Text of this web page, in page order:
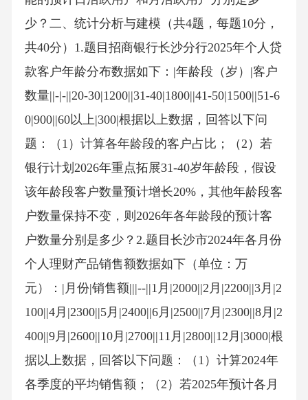
少？二、统计分析与建模（共4题，每题10分，
共40分）1.题目招商银行长沙分行2025年个人贷
款客户年龄分布数据如下：|年龄段（岁）|客户
数量||-|-||20-30|1200||31-40|1800||41-50|1500||51-6
0|900||60以上|300|根据以上数据，回答以下问
题：（1）计算各年龄段的客户占比；（2）若
银行计划2026年重点拓展31-40岁年龄段，假设
该年龄段客户数量预计增长20%，其他年龄段客
户数量保持不变，则2026年各年龄段的预计客
户数量分别是多少？2.题目长沙市2024年各月份
个人理财产品销售额数据如下（单位：万
元）：|月份|销售额|||--||1月|2000||2月|2200||3月|2
100||4月|2300||5月|2400||6月|2500||7月|2300||8月|2
400||9月|2600||10月|2700||11月|2800||12月|3000|根
据以上数据，回答以下问题：（1）计算2024年
各季度的平均销售额；（2）若2025年预计各月